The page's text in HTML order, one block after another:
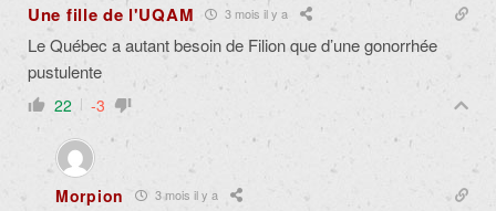
Une fille de l'UQAM 3 mois il y a
Le Québec a autant besoin de Filion que d’une gonorrhée
pustulente
22 -3
Morpion 3 mois il y a